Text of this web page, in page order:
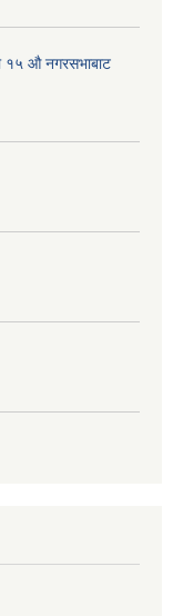
१५ ‍‍‍औ नगरसभाबाट